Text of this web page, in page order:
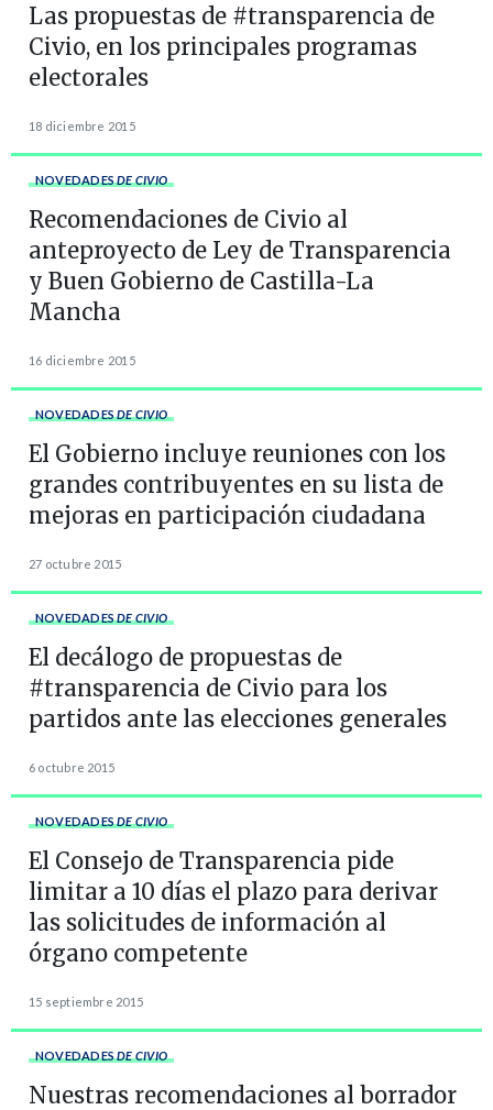
Las propuestas de #transparencia de
Civio, en los principales programas
electorales
18 diciembre 2015
NOVEDADES DE CIVIO
Recomendaciones de Civio al
anteproyecto de Ley de Transparencia
y Buen Gobierno de Castilla-La
Mancha
16 diciembre 2015
NOVEDADES DE CIVIO
El Gobierno incluye reuniones con los
grandes contribuyentes en su lista de
mejoras en participación ciudadana
27 octubre 2015
NOVEDADES DE CIVIO
El decálogo de propuestas de
#transparencia de Civio para los
partidos ante las elecciones generales
6 octubre 2015
NOVEDADES DE CIVIO
El Consejo de Transparencia pide
limitar a 10 días el plazo para derivar
las solicitudes de información al
órgano competente
15 septiembre 2015
NOVEDADES DE CIVIO
Nuestras recomendaciones al borrador